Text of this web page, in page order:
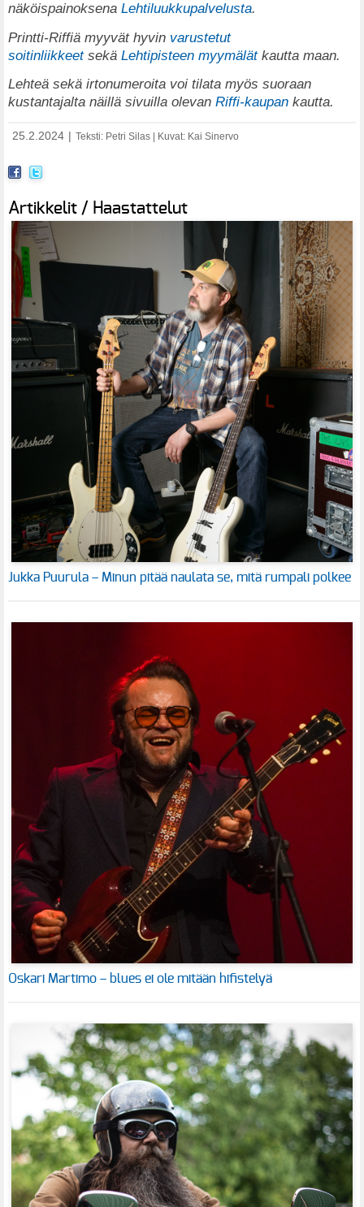
näköispainoksena Lehtiluukkupalvelusta.
Printti-Riffiä myyvät hyvin varustetut
soitinliikkeet sekä Lehtipisteen myymälätkautta maan.
Lehteä sekä irtonumeroita voi tilata myös suoraan
kustantajalta näillä sivuilla olevan Riffi-kaupan kautta.
25.2.2024 Teksti: Petri Silas | Kuvat: Kai Sinervo
Artikkelit / Haastattelut
Jukka Puurula – Minun pitää naulata se, mitä rumpali polkee
Oskari Martimo – blues ei ole mitään hifistelyä